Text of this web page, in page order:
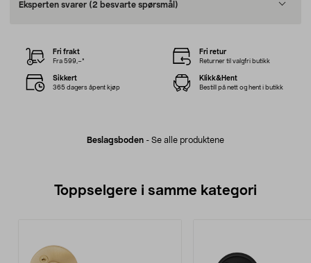
Eksperten svarer (2 besvarte spørsmål)
Beslagsboden - Se alle produktene
Fri frakt
Fra 599,–*
Fri retur
Returner til valgfri butikk
Sikkert
365 dagers åpent kjøp
Klikk&Hent
Bestill på nett og hent i butikk
Toppselgere i samme kategori